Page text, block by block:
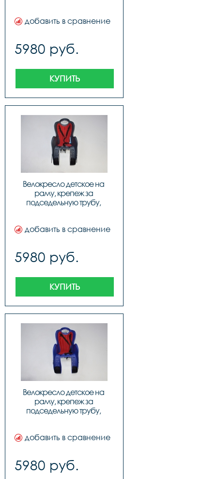
добавить в сравнение
5980 руб.
КУПИТЬ
Велокресло детское на
раму, крепеж за
подседельную трубу,
добавить в сравнение
5980 руб.
КУПИТЬ
Велокресло детское на
раму, крепеж за
подседельную трубу,
добавить в сравнение
5980 руб.